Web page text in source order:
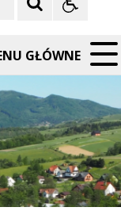
GŁÓWNE